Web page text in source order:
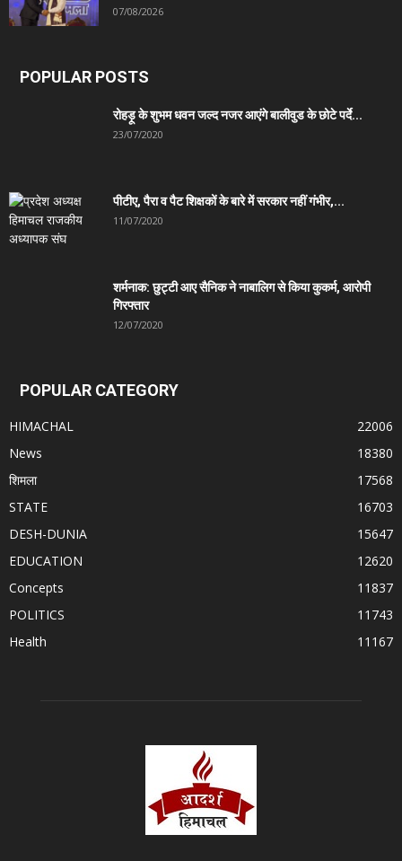
07/08/2026
POPULAR POSTS
रोहड़ू के शुभम धवन जल्द नजर आएंगे बालीवुड के छोटे पर्दे...
23/07/2020
पीटीए, पैरा व पैट शिक्षकों के बारे में सरकार नहीं गंभीर,...
11/07/2020
शर्मनाक: छुट्टी आए सैनिक ने नाबालिग से किया कुकर्म, आरोपी
गिरफ्तार
12/07/2020
POPULAR CATEGORY
HIMACHAL
22006
News
18380
शिमला
17568
STATE
16703
DESH-DUNIA
15647
EDUCATION
12620
Concepts
11837
POLITICS
11743
Health
11167